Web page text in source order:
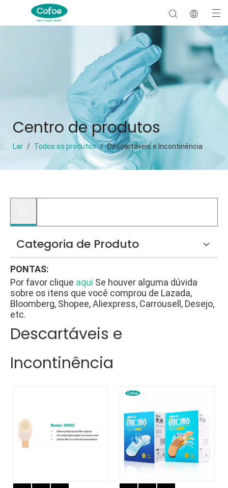
Centro de produtos
Lar / Todos os produtos / Descartáveis e Incontinência
Categoria de Produto
PONTAS:
Por favor clique aqui Se houver alguma dúvida
sobre os itens que você comprou de Lazada,
Bloomberg, Shopee, Aliexpress, Carrousell, Desejo,
etc.
Descartáveis e
Incontinência